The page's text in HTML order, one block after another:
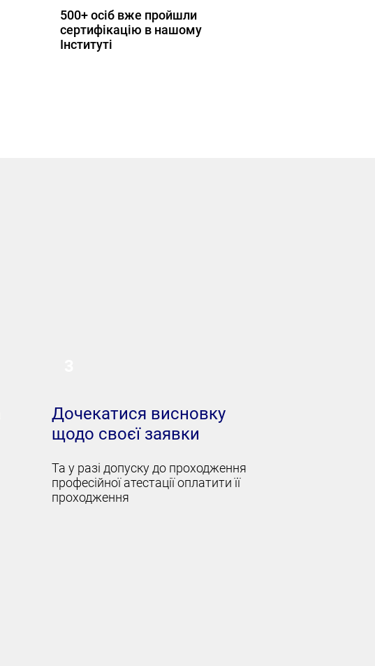
500+ осіб вже пройшли
сертифікацію в нашому
Інституті
Дочекатися висновку
щодо своєї заявки
Та у разі допуску до проходження
професійної атестації оплатити її
проходження